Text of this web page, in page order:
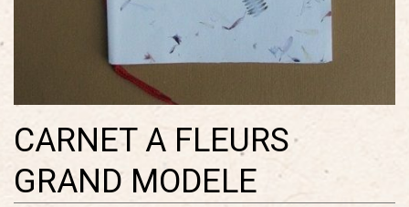
CARNET A FLEURS
GRAND MODELE